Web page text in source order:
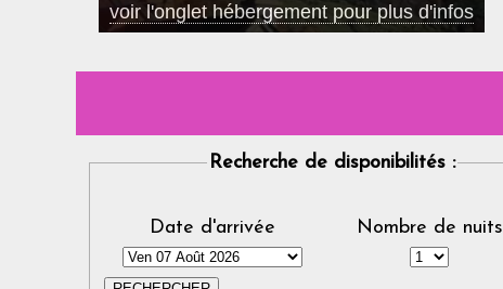
Restauration de l'église Saint Germain
Recherche de disponibilités :
Date d'arrivée Nombre de nuits